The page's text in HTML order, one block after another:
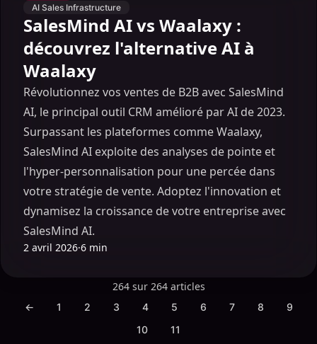
AI Sales Infrastructure
SalesMind AI vs Waalaxy :
découvrez l'alternative AI à
Waalaxy
Révolutionnez vos ventes de B2B avec SalesMind
AI, le principal outil CRM amélioré par AI de 2023.
Surpassant les plateformes comme Waalaxy,
SalesMind AI exploite des analyses de pointe et
l'hyper-personnalisation pour une percée dans
votre stratégie de vente. Adoptez l'innovation et
dynamisez la croissance de votre entreprise avec
SalesMind AI.
2 avril 2026·6 min
264 sur 264 articles
← 1 2 3 4 5 6 7 8
9
10
11